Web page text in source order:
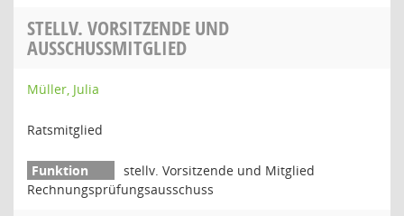
STELLV. VORSITZENDE UND
AUSSCHUSSMITGLIED
Müller, Julia
Ratsmitglied
stellv. Vorsitzende und Mitglied
Rechnungsprüfungsausschuss